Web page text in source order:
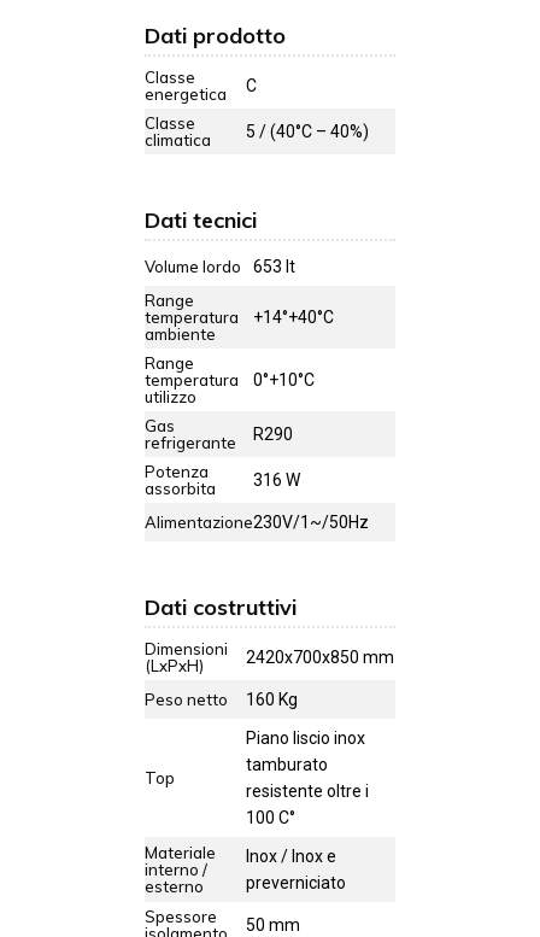
Dati prodotto
Classe
energetica
C
Classe
climatica
5 / (40°C – 40%)
Dati tecnici
Volume lordo
653 lt
Range
temperatura
ambiente
+14°+40°C
Range
temperatura
utilizzo
0°+10°C
Gas
refrigerante
R290
Potenza
assorbita
316 W
Alimentazione230V/1~/50Hz
Dati costruttivi
Dimensioni
(LxPxH)
2420x700x850 mm
Peso netto 160 Kg
Top
Piano liscio inox
tamburato
resistente oltre i
100 C°
Materiale
interno /
esterno
Inox / Inox e
preverniciato
Spessore
50 mm